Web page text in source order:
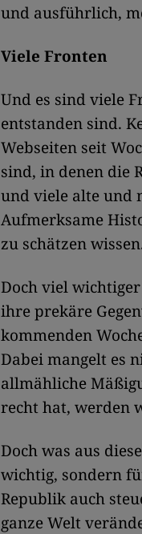
und ausführlich,
Viele Fronten
Und es sind viele
entstanden sind.
Webseiten seit
sind, in denen die
und viele alte und
Aufmerksame
zu schätzen
Doch viel
ihre prekäre
kommenden
Dabei mangelt es
allmähliche
recht hat, werden
Doch was aus
wichtig, sondern
Republik auch
ganze Welt